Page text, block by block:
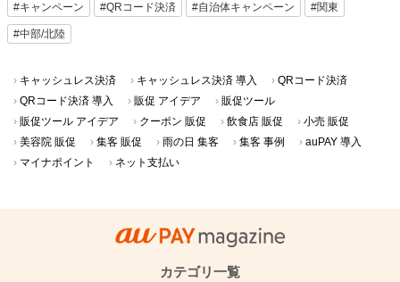
#キャンペーン #QRコード決済 #自治体キャンペーン #関東
#中部/北陸
キャッシュレス決済 キャッシュレス決済 導入
QRコード決済
QRコード決済 導入
販促 アイデア
販促ツール
販促ツール アイデア
クーポン 販促 飲食店 販促
小売 販促
美容院 販促
集客 販促 雨の日 集客 集客 事例
auPAY 導入
マイナポイント
ネット支払い
カテゴリ一覧